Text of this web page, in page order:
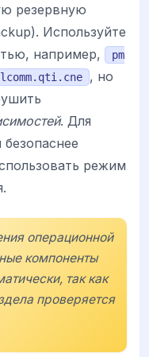
резервную
Используйте
например,
pm
, но
. Для
режим
операционной
компоненты
так как
проверяется